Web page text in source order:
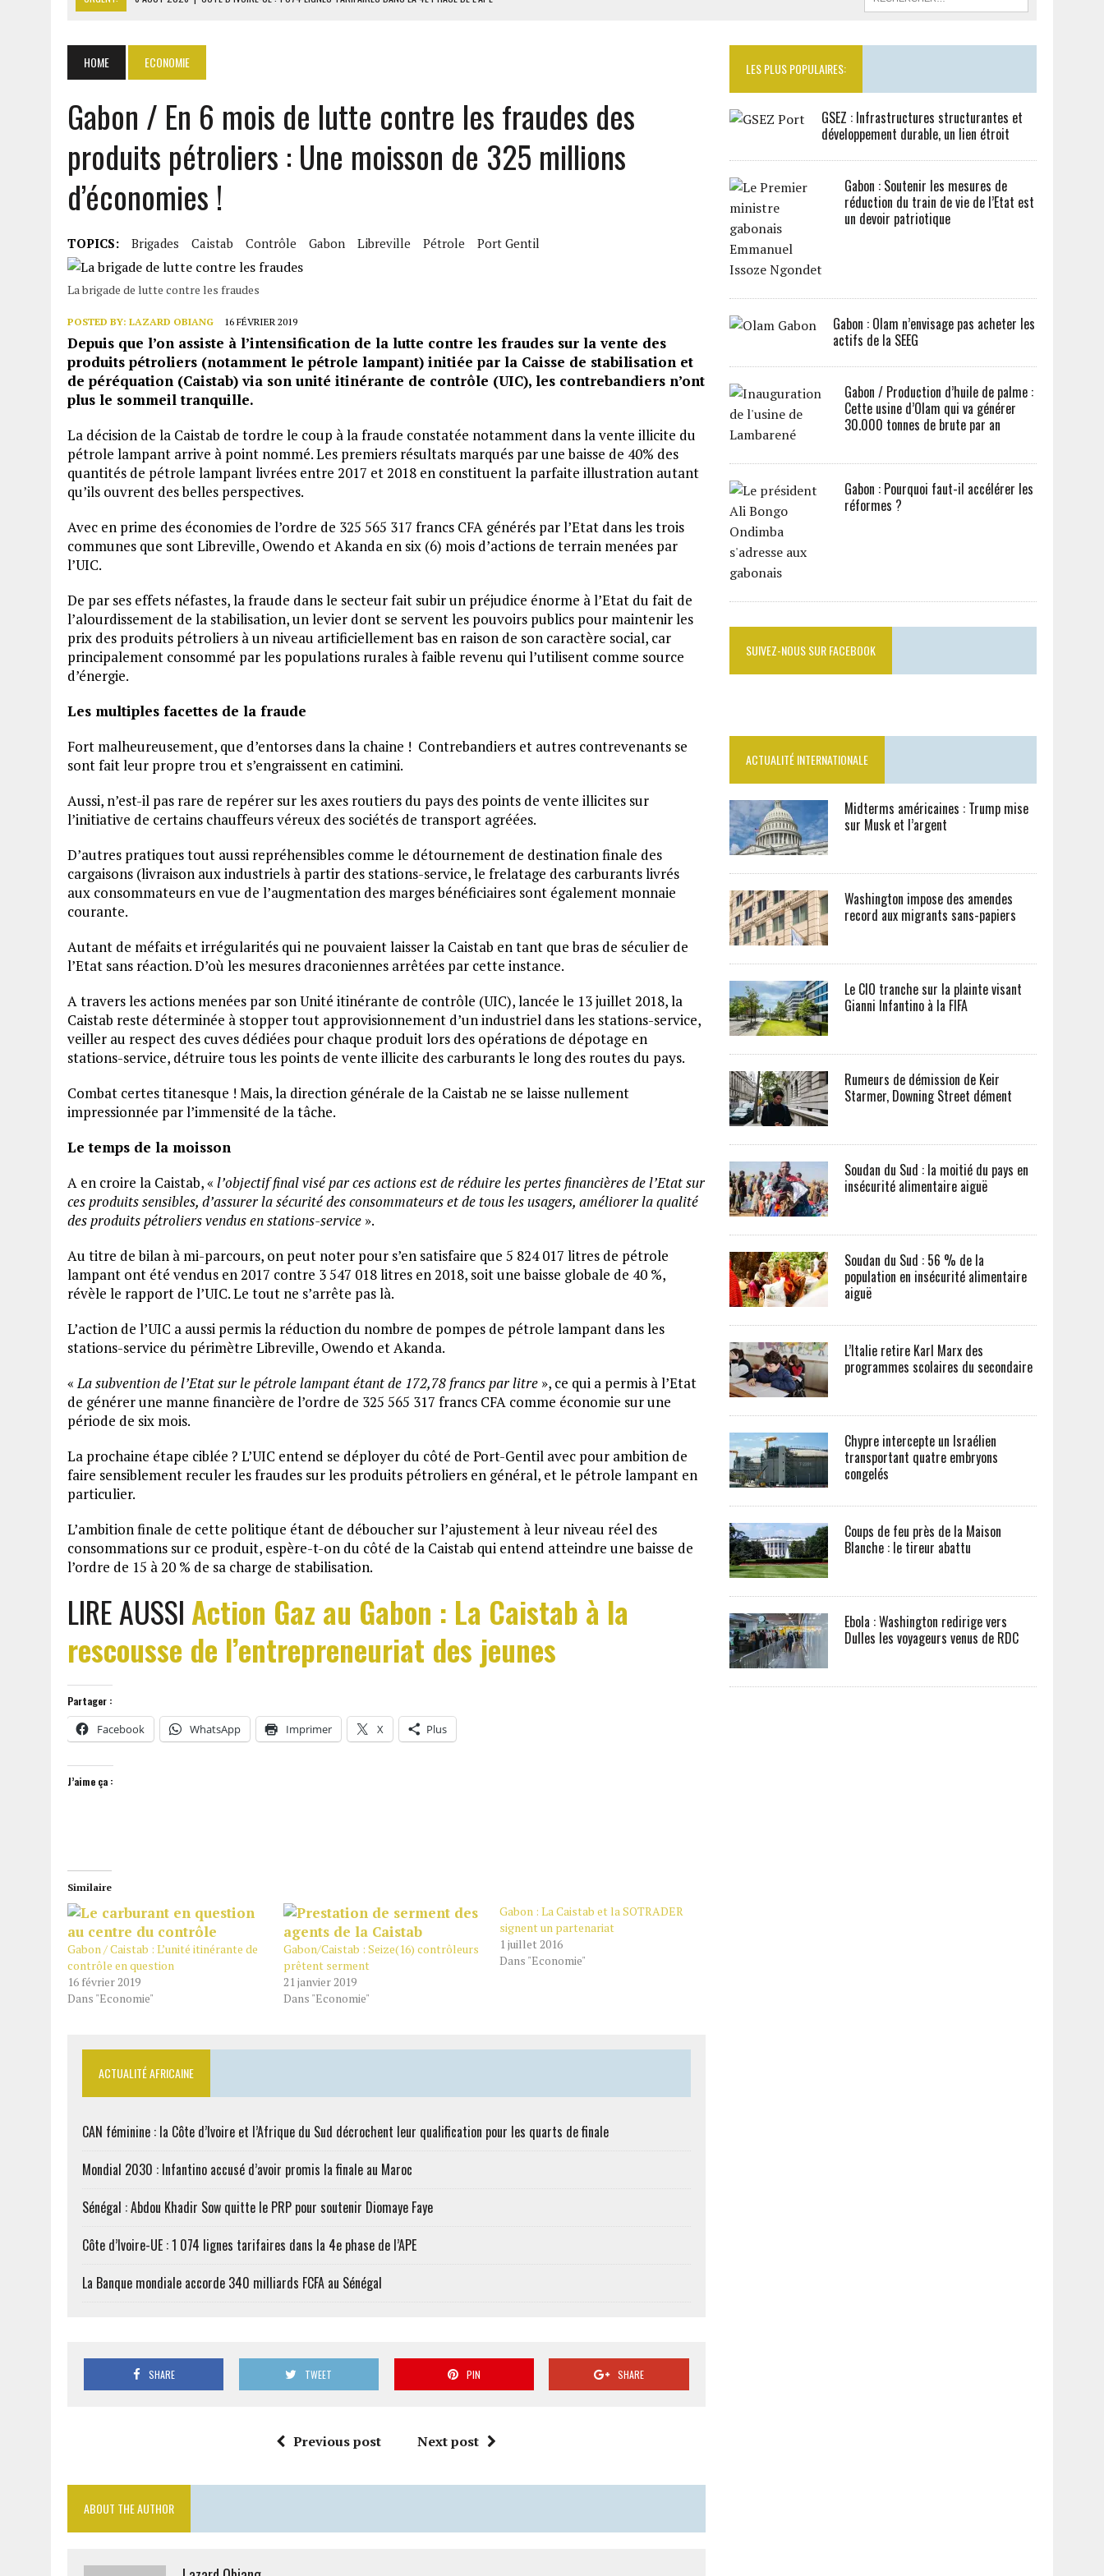
|
6 AOÛT 2026
MONDIAL 2030 : INFANTINO ACCUSÉ D’AVOIR PROMIS LA FINALE AU MAROC
HOME ECONOMIE
Gabon / En 6 mois de lutte contre les fraudes des
produits pétroliers : Une moisson de 325 millions
d’économies !
TOPICS: Brigades Caistab Contrôle Gabon Libreville Pétrole Port Gentil
La brigade de lutte contre les fraudes
POSTED BY: LAZARD OBIANG 16 FÉVRIER 2019
Depuis que l’on assiste à l’intensification de la lutte contre les fraudes sur la vente des
produits pétroliers (notamment le pétrole lampant) initiée par la Caisse de stabilisation et
de péréquation (Caistab) via son unité itinérante de contrôle (UIC), les contrebandiers n’ont
plus le sommeil tranquille.
La décision de la Caistab de tordre le coup à la fraude constatée notamment dans la vente illicite du
pétrole lampant arrive à point nommé. Les premiers résultats marqués par une baisse de 40% des
quantités de pétrole lampant livrées entre 2017 et 2018 en constituent la parfaite illustration autant
qu’ils ouvrent des belles perspectives.
Avec en prime des économies de l’ordre de 325 565 317 francs CFA générés par l’Etat dans les trois
communes que sont Libreville, Owendo et Akanda en six (6) mois d’actions de terrain menées par
l’UIC.
De par ses effets néfastes, la fraude dans le secteur fait subir un préjudice énorme à l’Etat du fait de
l’alourdissement de la stabilisation, un levier dont se servent les pouvoirs publics pour maintenir les
prix des produits pétroliers à un niveau artificiellement bas en raison de son caractère social, car
principalement consommé par les populations rurales à faible revenu qui l’utilisent comme source
d’énergie.
Les multiples facettes de la fraude
Fort malheureusement, que d’entorses dans la chaine ! Contrebandiers et autres contrevenants se
sont fait leur propre trou et s’engraissent en catimini.
Aussi, n’est-il pas rare de repérer sur les axes routiers du pays des points de vente illicites sur
l’initiative de certains chauffeurs véreux des sociétés de transport agréées.
D’autres pratiques tout aussi repréhensibles comme le détournement de destination finale des
cargaisons (livraison aux industriels à partir des stations-service, le frelatage des carburants livrés
aux consommateurs en vue de l’augmentation des marges bénéficiaires sont également monnaie
courante.
Autant de méfaits et irrégularités qui ne pouvaient laisser la Caistab en tant que bras de séculier de
l’Etat sans réaction. D’où les mesures draconiennes arrêtées par cette instance.
A travers les actions menées par son Unité itinérante de contrôle (UIC), lancée le 13 juillet 2018, la
Caistab reste déterminée à stopper tout approvisionnement d’un industriel dans les stations-service,
veiller au respect des cuves dédiées pour chaque produit lors des opérations de dépotage en
stations-service, détruire tous les points de vente illicite des carburants le long des routes du pays.
Combat certes titanesque ! Mais, la direction générale de la Caistab ne se laisse nullement
impressionnée par l’immensité de la tâche.
Le temps de la moisson
A en croire la Caistab, « l’objectif final visé par ces actions est de réduire les pertes financières de l’Etat sur
ces produits sensibles, d’assurer la sécurité des consommateurs et de tous les usagers, améliorer la qualité
des produits pétroliers vendus en stations-service ».
Au titre de bilan à mi-parcours, on peut noter pour s’en satisfaire que 5 824 017 litres de pétrole
lampant ont été vendus en 2017 contre 3 547 018 litres en 2018, soit une baisse globale de 40 %,
révèle le rapport de l’UIC. Le tout ne s’arrête pas là.
L’action de l’UIC a aussi permis la réduction du nombre de pompes de pétrole lampant dans les
stations-service du périmètre Libreville, Owendo et Akanda.
«La subvention de l’Etat sur le pétrole lampant étant de 172,78 francs par litre », ce qui a permis à l’Etat
de générer une manne financière de l’ordre de 325 565 317 francs CFA comme économie sur une
période de six mois.
La prochaine étape ciblée ? L’UIC entend se déployer du côté de Port-Gentil avec pour ambition de
faire sensiblement reculer les fraudes sur les produits pétroliers en général, et le pétrole lampant en
particulier.
L’ambition finale de cette politique étant de déboucher sur l’ajustement à leur niveau réel des
consommations sur ce produit, espère-t-on du côté de la Caistab qui entend atteindre une baisse de
l’ordre de 15 à 20 % de sa charge de stabilisation.
LIRE AUSSI Action Gaz au Gabon : La Caistab à la
rescousse de l’entrepreneuriat des jeunes
Partager :
Facebook WhatsApp Imprimer X Plus
J’aime ça :
Similaire
Gabon / Caistab : L’unité itinérante de
contrôle en question
16 février 2019
Dans "Economie"
Gabon/Caistab : Seize(16) contrôleurs
prêtent serment
21 janvier 2019
Dans "Economie"
Gabon : La Caistab et la SOTRADER
signent un partenariat
1 juillet 2016
Dans "Economie"
ACTUALITÉ AFRICAINE
CAN féminine : la Côte d’Ivoire et l’Afrique du Sud décrochent leur qualification pour les quarts de finale
Mondial 2030 : Infantino accusé d’avoir promis la finale au Maroc
Sénégal : Abdou Khadir Sow quitte le PRP pour soutenir Diomaye Faye
Côte d’Ivoire-UE : 1 074 lignes tarifaires dans la 4e phase de l’APE
La Banque mondiale accorde 340 milliards FCFA au Sénégal
SHARE TWEET PIN SHARE
Previous post Next post
ABOUT THE AUTHOR
LES PLUS POPULAIRES:
GSEZ : Infrastructures structurantes et
développement durable, un lien étroit
Gabon : Soutenir les mesures de
réduction du train de vie de l’Etat est
un devoir patriotique
Gabon : Olam n’envisage pas acheter les
actifs de la SEEG
Gabon / Production d’huile de palme :
Cette usine d’Olam qui va générer
30.000 tonnes de brute par an
Gabon : Pourquoi faut-il accélérer les
réformes ?
SUIVEZ-NOUS SUR FACEBOOK
ACTUALITÉ INTERNATIONALE
Midterms américaines : Trump mise
sur Musk et l’argent
Washington impose des amendes
record aux migrants sans-papiers
Le CIO tranche sur la plainte visant
Gianni Infantino à la FIFA
Rumeurs de démission de Keir
Starmer, Downing Street dément
Soudan du Sud : la moitié du pays en
insécurité alimentaire aiguë
Soudan du Sud : 56 % de la
population en insécurité alimentaire
aiguë
L’Italie retire Karl Marx des
programmes scolaires du secondaire
Chypre intercepte un Israélien
transportant quatre embryons
congelés
Coups de feu près de la Maison
Blanche : le tireur abattu
Ebola : Washington redirige vers
Dulles les voyageurs venus de RDC